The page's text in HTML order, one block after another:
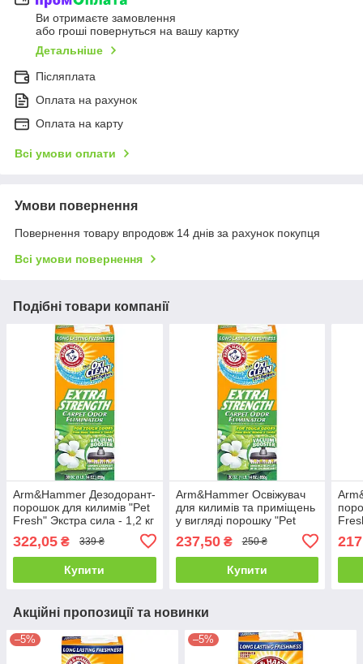
Ви отримаєте замовлення
або гроші повернуться на вашу картку
Детальніше
Післяплата
Оплата на рахунок
Оплата на карту
Всі умови оплати
Умови повернення
Повернення товару впродовж 14 днів за рахунок покупця
Всі умови повернення
Подібні товари компанії
Arm&Hammer Дезодорант-
порошок для килимів "Pet
Fresh" Экстра сила - 1,2 кг
322,05 ₴ 339 ₴
Купити
Arm&Hammer Освіжувач
для килимів та приміщень
у вигляді порошку "Pet
Fresh" Экстра сила - 850 г
237,50₴ 250 ₴
Купити
Акційні пропозиції та новинки
–5% –5%